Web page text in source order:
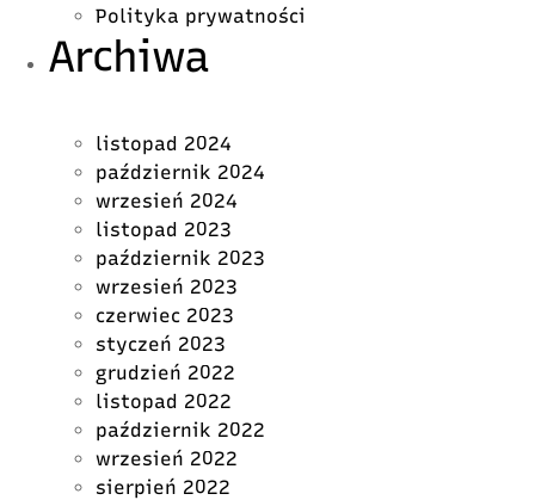
Polityka prywatności
Archiwa
listopad 2024
październik 2024
wrzesień 2024
listopad 2023
październik 2023
wrzesień 2023
czerwiec 2023
styczeń 2023
grudzień 2022
listopad 2022
październik 2022
wrzesień 2022
sierpień 2022